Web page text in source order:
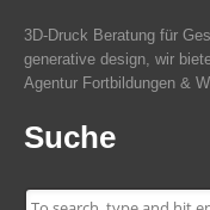
3D-Druck Beratung für
generative design, wir
Agentur Fortbildungen &
Suche